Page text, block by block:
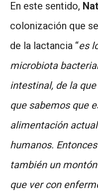
En este sentido,
colonización que
de la lactancia “es
microbiota
intestinal, de la
que sabemos que
alimentación
humanos.
también un
que ver con